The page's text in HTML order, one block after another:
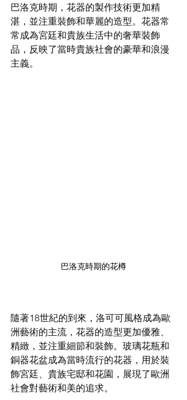
巴洛克時期，花器的製作技術更加精
湛，並注重裝飾和華麗的造型。花器常
常成為宮廷和貴族生活中的奢華裝飾
品，反映了當時貴族社會的豪華和浪漫
主義。
巴洛克時期的花樽
隨著18世紀的到來，洛可可風格成為歐
洲藝術的主流，花器的造型更加優雅、
精緻，並注重細節和裝飾。玻璃花瓶和
銅器花盆成為當時流行的花器，用於裝
飾宮廷、貴族宅邸和花園，展現了歐洲
社會對藝術和美的追求。